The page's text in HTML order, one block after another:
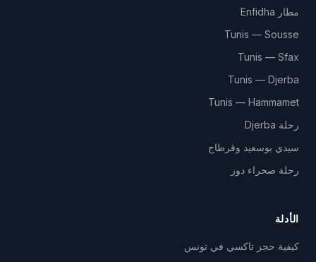
مطار Enfidha
Tunis — Sousse
Tunis — Sfax
Tunis — Djerba
Tunis — Hammamet
رحلة Djerba
سيدي بوسعيد وقرطاج
رحلة صحراء دوز
الأدلة
كيفية حجز تاكسي في تونس